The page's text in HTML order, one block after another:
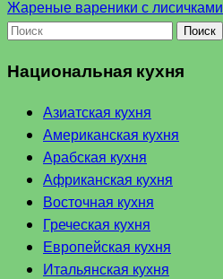
Жареные вареники с лисичками
Поиск
Национальная кухня
Азиатская кухня
Американская кухня
Арабская кухня
Африканская кухня
Восточная кухня
Греческая кухня
Европейская кухня
Итальянская кухня